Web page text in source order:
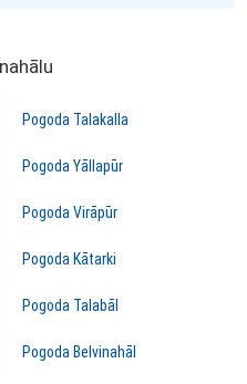
Pogoda Talakalla
Pogoda Yāllapūr
Pogoda Virāpūr
Pogoda Kātarki
Pogoda Talabāl
Pogoda Belvinahāl